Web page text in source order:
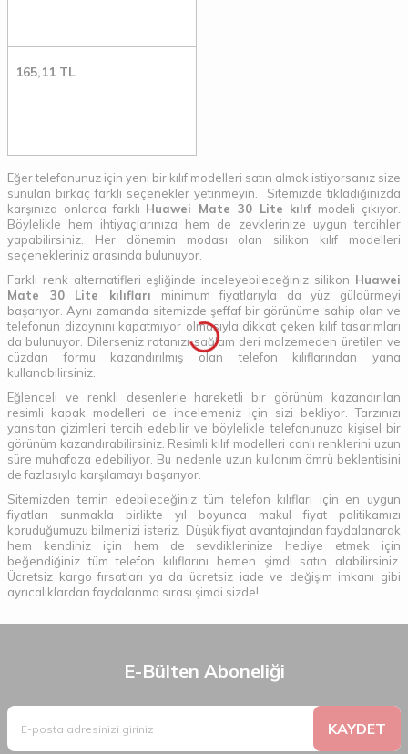
165,11 TL
Eğer telefonunuz için yeni bir kılıf modelleri satın almak istiyorsanız size
sunulan birkaç farklı seçenekler yetinmeyin. Sitemizde tıkladığınızda
karşınıza onlarca farklı Huawei Mate 30 Lite kılıf modeli çıkıyor.
Böylelikle hem ihtiyaçlarınıza hem de zevklerinize uygun tercihler
yapabilirsiniz. Her dönemin modası olan silikon kılıf modelleri
seçenekleriniz arasında bulunuyor.
Farklı renk alternatifleri eşliğinde inceleyebileceğiniz silikon Huawei
Mate 30 Lite kılıfları minimum fiyatlarıyla da yüz güldürmeyi
başarıyor. Aynı zamanda sitemizde şeffaf bir görünüme sahip olan ve
telefonun dizaynını kapatmıyor olmasıyla dikkat çeken kılıf tasarımları
da bulunuyor. Dilerseniz rotanızı sağlam deri malzemeden üretilen ve
cüzdan formu kazandırılmış olan telefon kılıflarından yana
kullanabilirsiniz.
Eğlenceli ve renkli desenlerle hareketli bir görünüm kazandırılan
resimli kapak modelleri de incelemeniz için sizi bekliyor. Tarzınızı
yansıtan çizimleri tercih edebilir ve böylelikle telefonunuza kişisel bir
görünüm kazandırabilirsiniz. Resimli kılıf modelleri canlı renklerini uzun
süre muhafaza edebiliyor. Bu nedenle uzun kullanım ömrü beklentisini
de fazlasıyla karşılamayı başarıyor.
Sitemizden temin edebileceğiniz tüm telefon kılıfları için en uygun
fiyatları sunmakla birlikte yıl boyunca makul fiyat politikamızı
koruduğumuzu bilmenizi isteriz. Düşük fiyat avantajından faydalanarak
hem kendiniz için hem de sevdiklerinize hediye etmek için
beğendiğiniz tüm telefon kılıflarını hemen şimdi satın alabilirsiniz.
Ücretsiz kargo fırsatları ya da ücretsiz iade ve değişim imkanı gibi
ayrıcalıklardan faydalanma sırası şimdi sizde!
E-Bülten Aboneliği
KAYDET